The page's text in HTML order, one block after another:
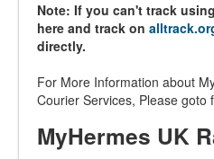
Note: If you can't track
here and track on
directly.
For More Information about
Courier Services, Please goto
MyHermes UK